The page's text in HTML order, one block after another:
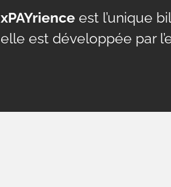
xPAYrience est l’unique
elle est développée par